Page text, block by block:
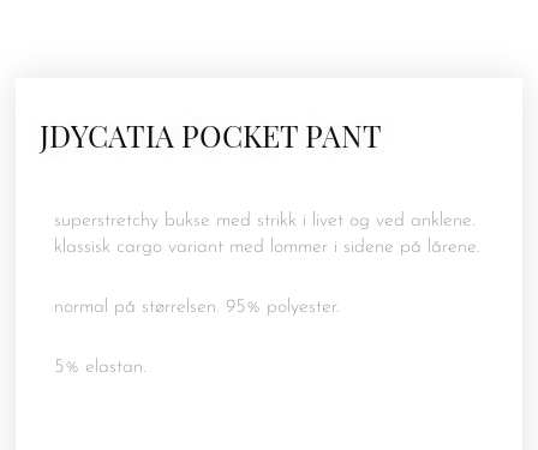
JDYCATIA POCKET PANT
superstretchy bukse med strikk i livet og ved anklene.
klassisk cargo variant med lommer i sidene på lårene.
normal på størrelsen. 95% polyester.
5% elastan.